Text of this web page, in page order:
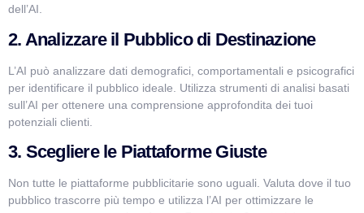
dell’AI.
2. Analizzare il Pubblico di Destinazione
L’AI può analizzare dati demografici, comportamentali e psicografici
per identificare il pubblico ideale. Utilizza strumenti di analisi basati
sull’AI per ottenere una comprensione approfondita dei tuoi
potenziali clienti.
3. Scegliere le Piattaforme Giuste
Non tutte le piattaforme pubblicitarie sono uguali. Valuta dove il tuo
pubblico trascorre più tempo e utilizza l’AI per ottimizzare le